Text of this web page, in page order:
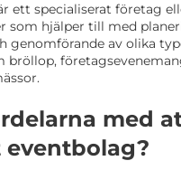
ett specialiserat företag
som hjälper till med
genomförande av olika
bröllop,
med